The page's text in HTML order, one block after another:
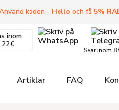
koden - Hello och få 5%
inom
22€
Svar inom 8
Artiklar FAQ